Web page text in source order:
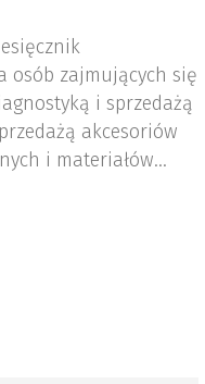
osób zajmujących się
i sprzedażą
akcesoriów
i materiałów